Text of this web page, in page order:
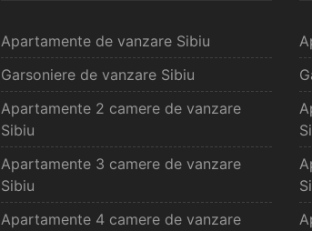
Apartamente de vanzare Sibiu
Garsoniere de vanzare Sibiu
Apartamente 2 camere de vanzare
Sibiu
Apartamente 3 camere de vanzare
Sibiu
Apartamente 4 camere de vanzare